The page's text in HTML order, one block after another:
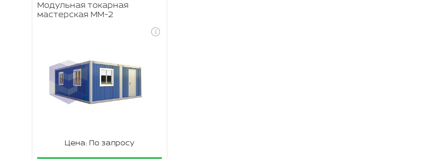
Модульная токарная
мастерская ММ-2
Цена: По запросу